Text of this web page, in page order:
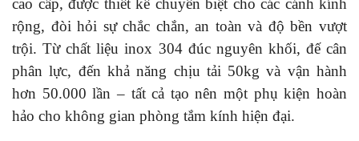
cao cấp, được thiết kế chuyên biệt cho các cánh kính
rộng, đòi hỏi sự chắc chắn, an toàn và độ bền vượt
trội. Từ chất liệu inox 304 đúc nguyên khối, đế cân
phân lực, đến khả năng chịu tải 50kg và vận hành
hơn 50.000 lần – tất cả tạo nên một phụ kiện hoàn
hảo cho không gian phòng tắm kính hiện đại.